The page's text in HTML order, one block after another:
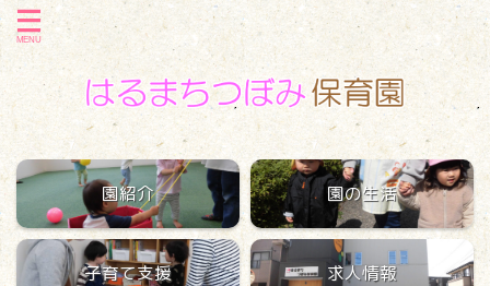
園紹介 園の生活
子育て支援 求人情報